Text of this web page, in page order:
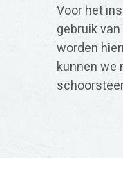
Voor het
gebruik
worden
kunnen we